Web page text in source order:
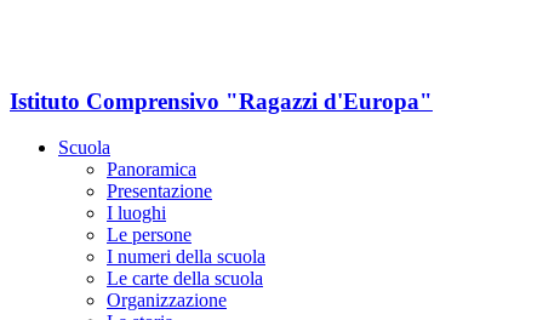
Istituto Comprensivo "Ragazzi d'Europa"
Scuola
Panoramica
Presentazione
I luoghi
Le persone
I numeri della scuola
Le carte della scuola
Organizzazione